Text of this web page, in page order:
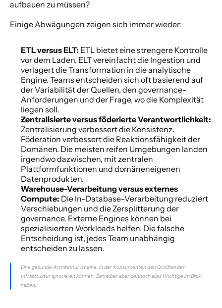
aufbauen zu müssen?
Einige Abwägungen zeigen sich immer wieder:
ETL versus ELT: ETL bietet eine strengere Kontrolle
vor dem Laden. ELT vereinfacht die Ingestion und
verlagert die Transformation in die analytische
Engine. Teams entscheiden sich oft basierend auf
der Variabilität der Quellen, den governance-
Anforderungen und der Frage, wo die Komplexität
liegen soll.
Zentralisierte versus föderierte Verantwortlichkeit:
Zentralisierung verbessert die Konsistenz.
Föderation verbessert die Reaktionsfähigkeit der
Domänen. Die meisten reifen Umgebungen landen
irgendwo dazwischen, mit zentralen
Plattformfunktionen und domäneneigenen
Datenprodukten.
Warehouse-Verarbeitung versus externes
Compute: Die In-Database-Verarbeitung reduziert
Verschiebungen und die Zersplitterung der
governance. Externe Engines können bei
spezialisierten Workloads helfen. Die falsche
Entscheidung ist, jedes Team unabhängig
entscheiden zu lassen.
Eine gesunde Architektur ist eine, in der Konsumenten den Großteil der
Infrastruktur ignorieren können, Betreiber aber dennoch alles Wichtige im Blick
haben.